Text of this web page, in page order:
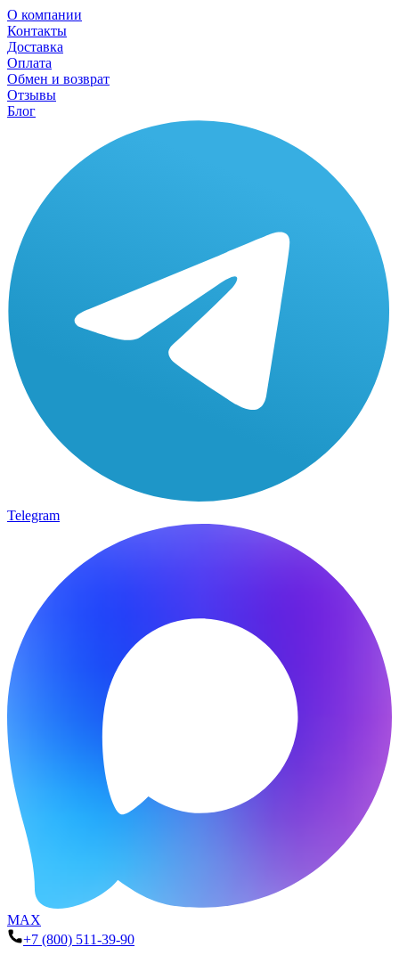
О компании
Контакты
Доставка
Оплата
Обмен и возврат
Отзывы
Блог
Telegram
MAX
+7 (800) 511-39-90